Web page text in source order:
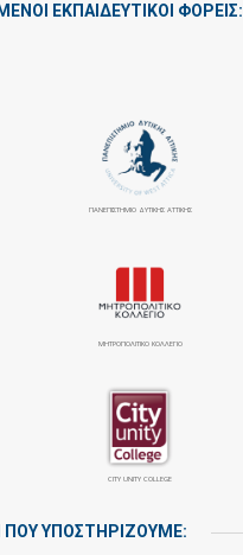
ΕΚΠΑΙΔΕΥΤΙΚΟΊ ΦΟΡΕΊΣ:
ΠΑΝΕΠΙΣΤΉΜΙΟ ΔΥΤΙΚΉΣ ΑΤΤΙΚΉΣ
ΜΗΤΡΟΠΟΛΙΤΙΚΟ ΚΟΛΛΕΓΙΟ
CITY UNITY COLLEGE
ΠΟΥ ΥΠΟΣΤΗΡΙΖΟΥΜΕ: